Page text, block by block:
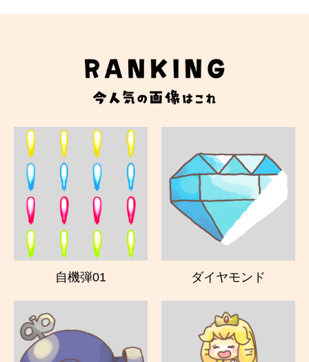
自機弾01 ダイヤモンド